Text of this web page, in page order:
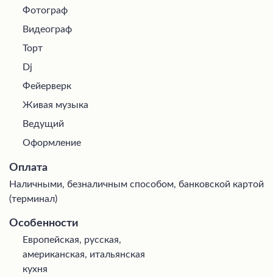
Фотограф
Видеограф
Торт
Dj
Фейерверк
Живая музыка
Ведущий
Оформление
Оплата
Наличными, безналичным способом, банковской картой
(терминал)
Особенности
Европейская, русская,
американская, итальянская
кухня